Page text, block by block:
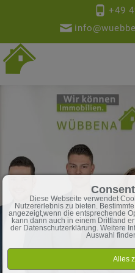
+49
Diese Webseite verwendet
Nutzererlebnis zu bieten.
angezeigt,wenn die entsprechende
kann dann auch in einem Drittland
der Datenschutzerklärung. Weitere
Auswahl